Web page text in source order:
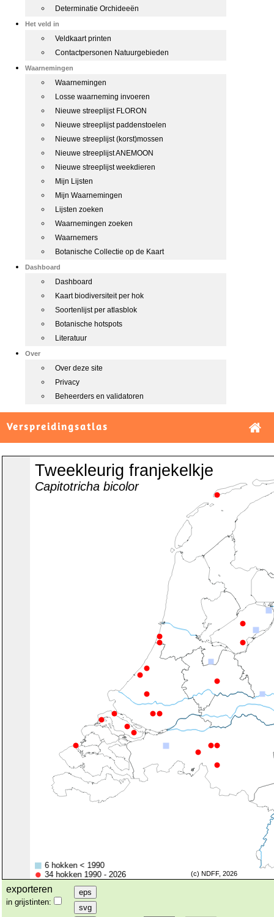
Determinatie Orchideeën
Het veld in
Veldkaart printen
Contactpersonen Natuurgebieden
Waarnemingen
Waarnemingen
Losse waarneming invoeren
Nieuwe streeplijst FLORON
Nieuwe streeplijst paddenstoelen
Nieuwe streeplijst (korst)mossen
Nieuwe streeplijst ANEMOON
Nieuwe streeplijst weekdieren
Mijn Lijsten
Mijn Waarnemingen
Lijsten zoeken
Waarnemingen zoeken
Waarnemers
Botanische Collectie op de Kaart
Dashboard
Dashboard
Kaart biodiversiteit per hok
Soortenlijst per atlasblok
Botanische hotspots
Literatuur
Over
Over deze site
Privacy
Beheerders en validatoren
Verspreidingsatlas